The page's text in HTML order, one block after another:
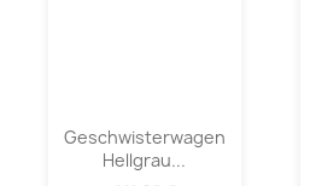
Geschwisterwagen
Hellgrau...